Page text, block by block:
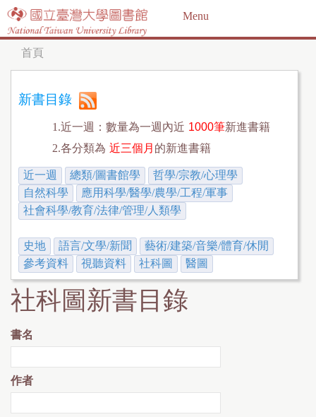
Jump to navigation
Menu
您
在
首頁
新書目錄
1.近一週：數量為一週內近 1000筆新進書籍
2.各分類為 近三個月 的新進書籍
近一週 總類/圖書館學
哲學/宗教/心理學
自然科學
應用科學/醫學/農學/工程/軍事
社會科學/教育/法律/管理/人類學
史地 語言/文學/新聞
藝術/建築/音樂/體育/休閒
參考資料
視聽資料 社科圖 醫圖
社科圖新書目錄
書名
作者